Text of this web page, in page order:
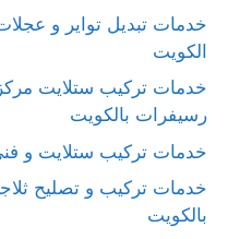
خدمات تبديل تواير و
الكويت
خدمات تركيب ستلايت
رسيفرات بالكويت
خدمات تركيب ستلايت و
خدمات تركيب و تصليح
بالكويت